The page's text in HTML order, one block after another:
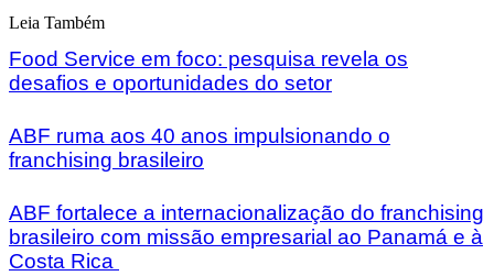
Leia Também
Food Service em foco: pesquisa revela os
desafios e oportunidades do setor
ABF ruma aos 40 anos impulsionando o
franchising brasileiro
ABF fortalece a internacionalização do franchising
brasileiro com missão empresarial ao Panamá e à
Costa Rica